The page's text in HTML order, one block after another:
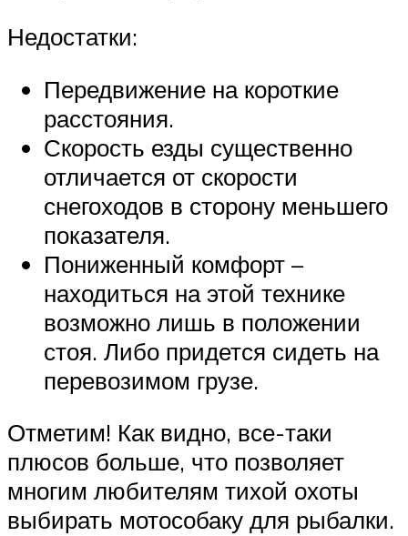
Недостатки:
Передвижение на короткие
расстояния.
Скорость езды существенно
отличается от скорости
снегоходов в сторону меньшего
показателя.
Пониженный комфорт –
находиться на этой технике
возможно лишь в положении
стоя. Либо придется сидеть на
перевозимом грузе.
Отметим! Как видно, все-таки
плюсов больше, что позволяет
многим любителям тихой охоты
выбирать мотособаку для рыбалки.